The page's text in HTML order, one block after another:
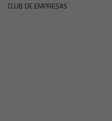
CLUB DE EMPRESAS